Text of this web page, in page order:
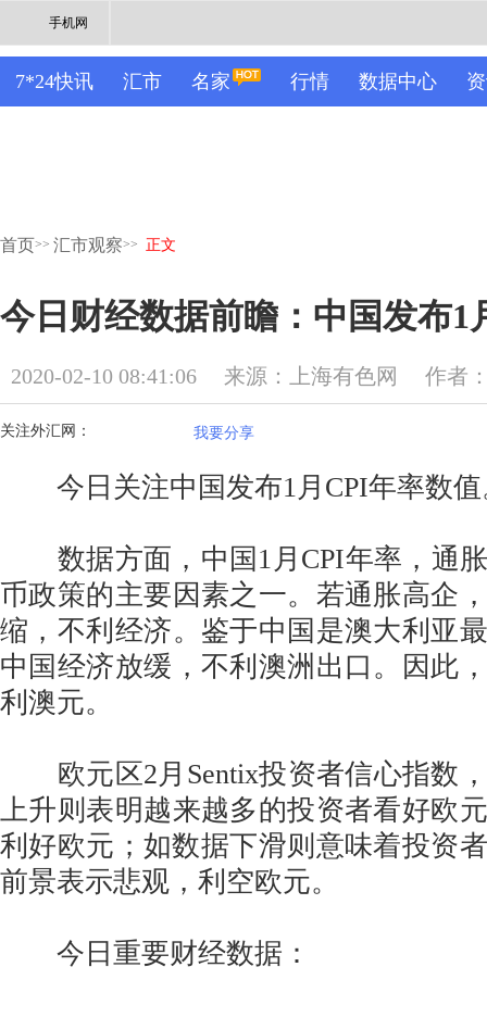
手机网
7*24快讯 汇市 名家 行情 数据中心
首页>> 汇市观察>> 正文
今日财经数据前瞻：中国发布1
2020-02-10 08:41:06 来源：上海有色网 作者
关注外汇网： 我要分享
今日关注中国发布1月CPI年率数值
数据方面，中国1月CPI年率，通胀
币政策的主要因素之一。若通胀高企
缩，不利经济。鉴于中国是澳大利亚
中国经济放缓，不利澳洲出口。因此
利澳元。
欧元区2月Sentix投资者信心指数
上升则表明越来越多的投资者看好欧
利好欧元；如数据下滑则意味着投资
前景表示悲观，利空欧元。
今日重要财经数据：